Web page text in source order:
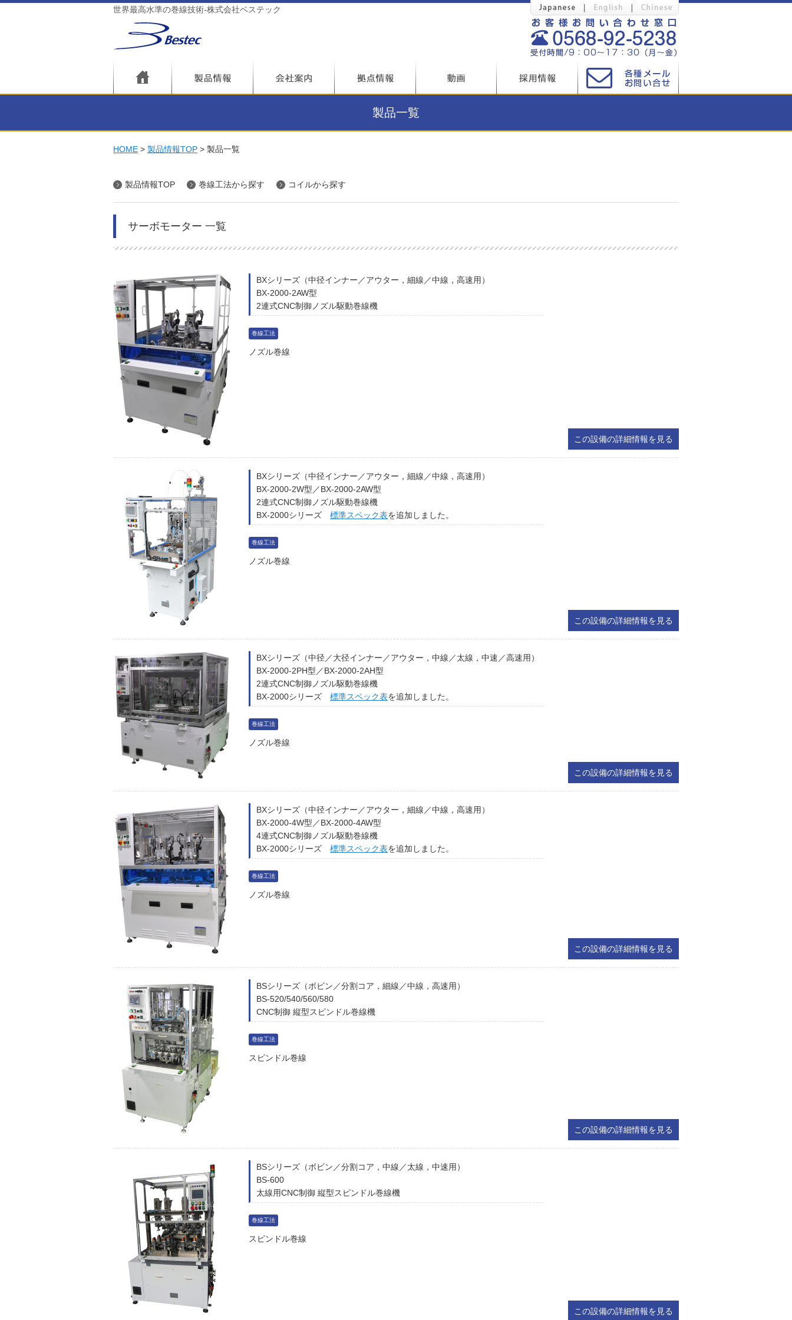
世界最高水準の巻線技術-株式会社ベステック
製品一覧
HOME 製品情報TOP 製品一覧
製品情報TOP 巻線工法から探す コイルから探す
サーボモーター 一覧
BXシリーズ（中径インナー／アウター，細線／中線，高速用）
BX-2000-2AW型
2連式CNC制御ノズル駆動巻線機
巻線工法
ノズル巻線
この設備の詳細情報を見る
BXシリーズ（中径インナー／アウター，細線／中線，高速用）
BX-2000-2W型／BX-2000-2AW型
2連式CNC制御ノズル駆動巻線機
BX-2000シリーズ 標準スペック表を追加しました。
巻線工法
ノズル巻線
この設備の詳細情報を見る
BXシリーズ（中径／大径インナー／アウター，中線／太線，中速／高速用）
BX-2000-2PH型／BX-2000-2AH型
2連式CNC制御ノズル駆動巻線機
BX-2000シリーズ 標準スペック表を追加しました。
巻線工法
ノズル巻線
この設備の詳細情報を見る
BXシリーズ（中径インナー／アウター，細線／中線，高速用）
BX-2000-4W型／BX-2000-4AW型
4連式CNC制御ノズル駆動巻線機
BX-2000シリーズ 標準スペック表を追加しました。
巻線工法
ノズル巻線
この設備の詳細情報を見る
BSシリーズ（ボビン／分割コア，細線／中線，高速用）
BS-520/540/560/580
CNC制御 縦型スピンドル巻線機
巻線工法
スピンドル巻線
この設備の詳細情報を見る
BSシリーズ（ボビン／分割コア，中線／太線，中速用）
BS-600
太線用CNC制御 縦型スピンドル巻線機
巻線工法
スピンドル巻線
この設備の詳細情報を見る